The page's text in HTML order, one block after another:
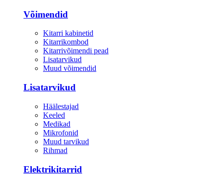
Võimendid
Kitarri kabinetid
Kitarrikombod
Kitarrivõimendi pead
Lisatarvikud
Muud võimendid
Lisatarvikud
Häälestajad
Keeled
Medikad
Mikrofonid
Muud tarvikud
Rihmad
Elektrikitarrid